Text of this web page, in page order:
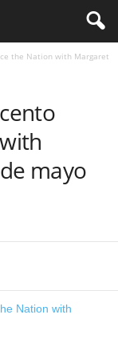
the Nation with Margaret
mayo